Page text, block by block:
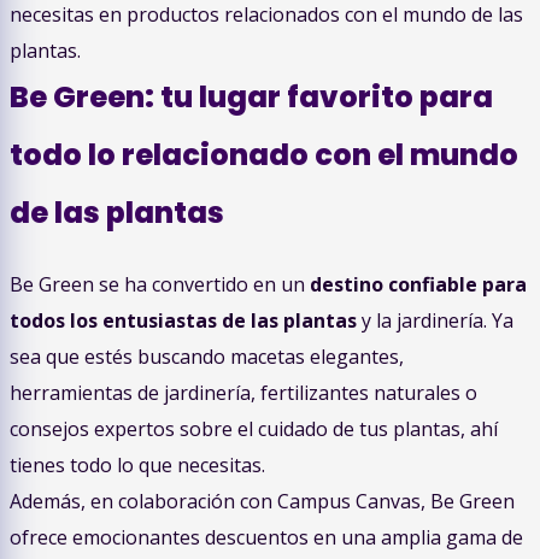
necesitas en productos relacionados con el mundo de las
plantas.
Be Green: tu lugar favorito para
todo lo relacionado con el mundo
de las plantas
Be Green se ha convertido en un destino confiable para
todos los entusiastas de las plantasy la jardinería. Ya
sea que estés buscando macetas elegantes,
herramientas de jardinería, fertilizantes naturales o
consejos expertos sobre el cuidado de tus plantas, ahí
tienes todo lo que necesitas.
Además, en colaboración con Campus Canvas, Be Green
ofrece emocionantes descuentos en una amplia gama de